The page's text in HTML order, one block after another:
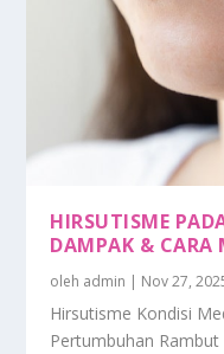
HIRSUTISME
DAMPAK & CARA
oleh admin | Nov 27,
Hirsutisme Kondisi
Pertumbuhan